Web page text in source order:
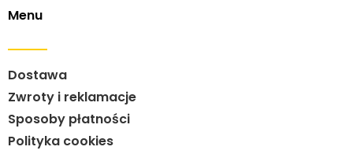
Menu
Dostawa
Zwroty i reklamacje
Sposoby płatności
Polityka cookies